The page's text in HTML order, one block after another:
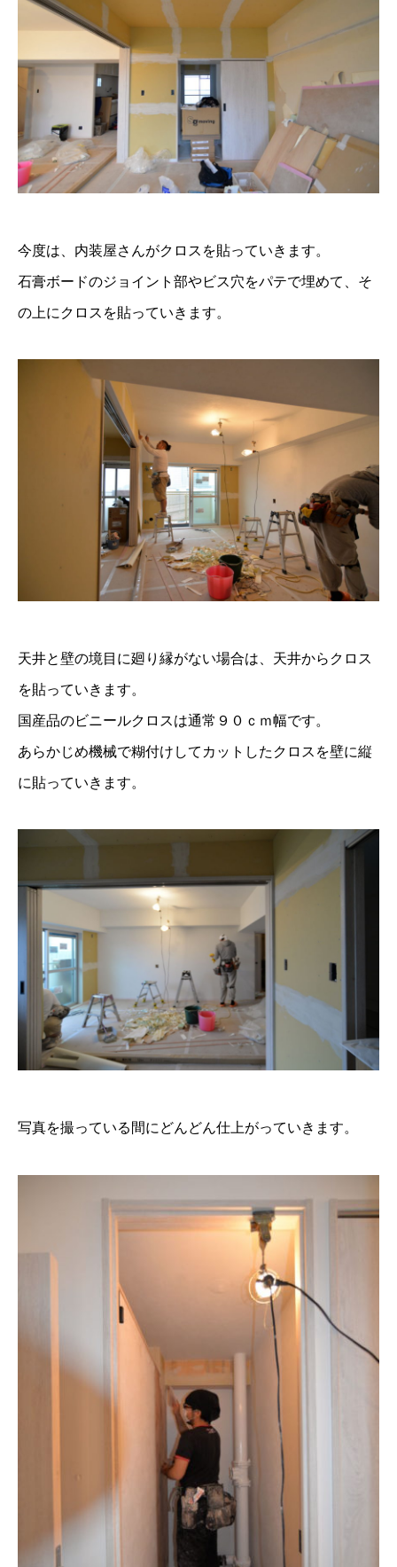
今度は、内装屋さんがクロスを貼っていきます。
石膏ボードのジョイント部やビス穴をパテで埋めて、そ
の上にクロスを貼っていきます。
天井と壁の境目に廻り縁がない場合は、天井からクロス
を貼っていきます。
国産品のビニールクロスは通常９０ｃｍ幅です。
あらかじめ機械で糊付けしてカットしたクロスを壁に縦
に貼っていきます。
写真を撮っている間にどんどん仕上がっていきます。